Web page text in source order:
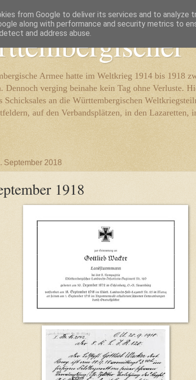
Armee hatte im Weltkrieg 1914 bis 1918
Dennoch verging beinahe kein Tag ohne Verluste.
Schicksales an die Württembergischen
auf den Verbandsplätzen, in den
September 2018
1918
from Google to deliver its services and to analyze
along with performance and security metrics to
and address abuse.